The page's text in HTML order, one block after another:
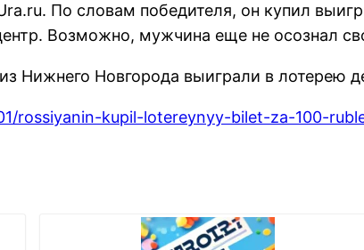
По словам победителя, он купил
Возможно, мужчина еще не осознал
Нижнего Новгорода выиграли в лотерею
rossiyanin-kupil-lotereynyy-bilet-za-100-